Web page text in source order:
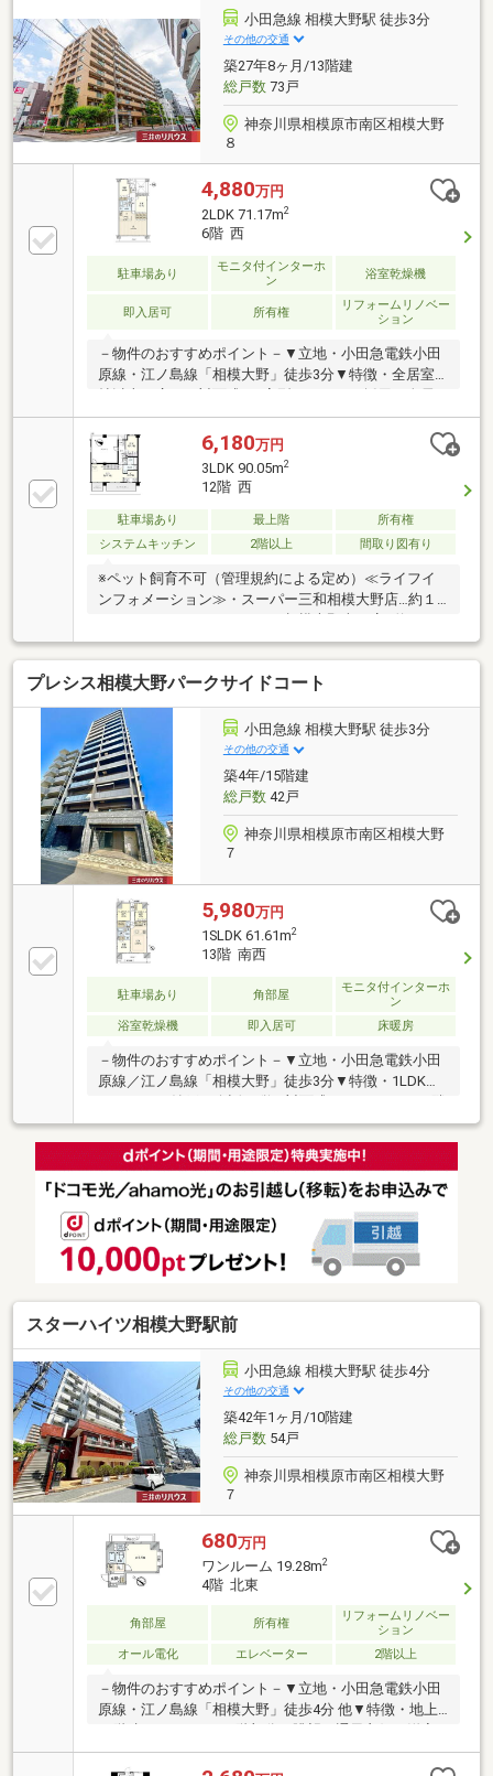
おおよその所要時間や内容は、下記をご参考ください
～〇ご希望条件のご相談（30分～） 〇資金計画のご相
談（30分～）〇現地／物件見学（60分～） 〇周辺環境
のご紹介（60分～） ご来場の際は、事前にご予約をお
願いします♪
小田急線 相模大野駅 徒歩3分
その他の交通
築27年8ヶ月/13階建
総戸数73戸
神奈川県相模原市南区相模大野
８
4,880万円
2LDK 71.17m2
6階 西
駐車場あり
モニタ付インターホ
ン
浴室乾燥機
即入居可 所有権
リフォームリノベー
ション
－物件のおすすめポイント－▼立地・小田急電鉄小田
原線・江ノ島線「相模大野」徒歩3分▼特徴・全居室6
室に収納を確保・洗面室はキッチン・廊下の2WAY仕
様・採光を確保できるライトコート有▼設備・宅配ボ
ックス・TVモニタ付インターホン▼室内リフォーム履
歴【2018年9月】キッチン交換、洗面台交換 等【2025
年1月】洗濯用水栓交換、クロス張替 等▼周辺環境・
sanwa相模大野店 徒歩2分(約90m)■ ご希望の住まい探
しをお手伝いします ━━━━━・・・物件の詳細・ご
6,180万円
3LDK 90.05m2
12階 西
駐車場あり 最上階
所有権
システムキッチン
2階以上 間取り図有り
※ペット飼育不可（管理規約による定め）≪ライフイ
ンフォメーション≫・スーパー三和相模大野店…約１
０ｍ ・みらい保育園…約４００ｍ・相模大野駅前郵
便局…約３００ｍ
プレシス相模大野パークサイドコート
小田急線 相模大野駅 徒歩3分
その他の交通
築4年/15階建
総戸数42戸
神奈川県相模原市南区相模大野
７
5,980万円
1SLDK 61.61m2
13階 南西
駐車場あり 角部屋
モニタ付インターホ
ン
浴室乾燥機
即入居可 床暖房
－物件のおすすめポイント－▼立地・小田急電鉄小田
原線／江ノ島線「相模大野」徒歩3分▼特徴・1LDK＋
接する洋室は一体利用も可・WIC等、室内随所に収納
有・2箇所の納戸は窓・収納付・ペット飼育可(細則
有)▼設備・床暖房(LD)・食洗機・浴室乾燥機・宅配ボ
ックス▼2022年11月内装リフォーム履歴・IHコンロ新
ご希望の住まい探しをお手伝いします
━━━━━・・・物件の詳細・ご相談はお気軽にお問
い合わせください。
スターハイツ相模大野駅前
小田急線 相模大野駅 徒歩4分
その他の交通
築42年1ヶ月/10階建
総戸数54戸
神奈川県相模原市南区相模大野
７
680万円
ワンルーム 19.28m2
4階 北東
角部屋 所有権
リフォームリノベー
ション
オール電化
エレベーター 2階以上
－物件のおすすめポイント－▼立地・小田急電鉄小田
原線・江ノ島線「相模大野」徒歩4分 他▼特徴・地上
約6.5帖のワンルーム・北東向きバルコニーと南東側出
窓の2面採光設計▼2024年9月室内リフォーム済・クロ